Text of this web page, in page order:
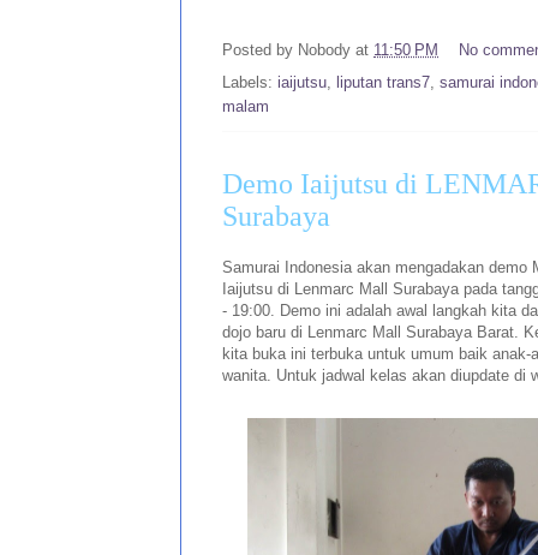
Posted by Nobody at 11:50 PM
No
Labels: iaijutsu, liputan trans7, samurai
malam
Demo Iaijutsu di
Surabaya
Samurai Indonesia akan mengadakan demo
Iaijutsu di Lenmarc Mall Surabaya pada
- 19:00. Demo ini adalah awal langkah kita
dojo baru di Lenmarc Mall Surabaya Barat.
kita buka ini terbuka untuk umum baik anak-
wanita. Untuk jadwal kelas akan diupdate di